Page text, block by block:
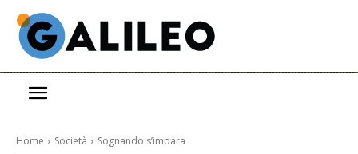
Home Società Sognando s’impara